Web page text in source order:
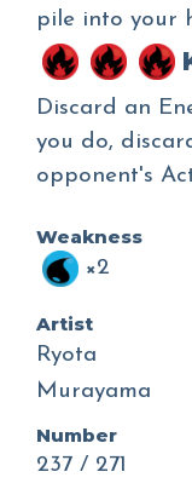
pile into your
Discard an
you do,
opponent's
Weakness
×2
Artist
Ryota
Murayama
Number
237 / 271